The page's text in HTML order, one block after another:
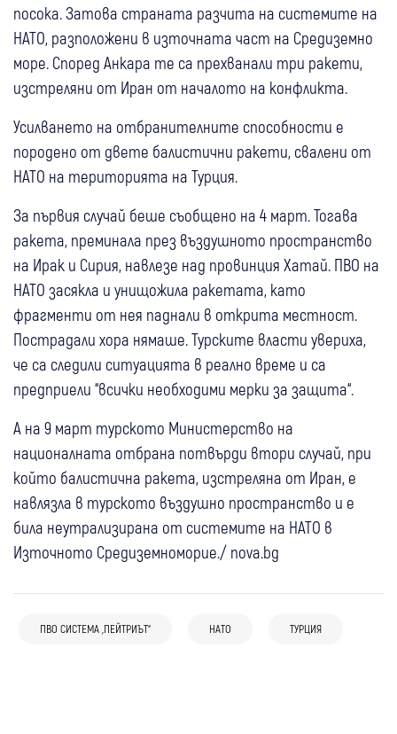
посока. Затова страната разчита на системите на
НАТО, разположени в източната част на Средиземно
море. Според Анкара те са прехванали три ракети,
изстреляни от Иран от началото на конфликта.
Усилването на отбранителните способности е
породено от двете балистични ракети, свалени от
НАТО на територията на Турция.
За първия случай беше съобщено на 4 март. Тогава
ракета, преминала през въздушното пространство
на Ирак и Сирия, навлезе над провинция Хатай. ПВО на
НАТО засякла и унищожила ракетата, като
фрагменти от нея паднали в открита местност.
Пострадали хора нямаше. Турските власти увериха,
че са следили ситуацията в реално време и са
предприели “всички необходими мерки за защита“.
А на 9 март турското Министерство на
националната отбрана потвърди втори случай, при
който балистична ракета, изстреляна от Иран, е
навлязла в турското въздушно пространство и е
била неутрализирана от системите на НАТО в
Източното Средиземноморие./ nova.bg
ПВО СИСТЕМА „ПЕЙТРИЪТ“ НАТО ТУРЦИЯ
Свят
Украйна с позиция след дрона край
Кардам: “Не сме насочвали умишлено
безпилотни апарати към България“
в алуминиеви панели: Митниците удариха
България 08 авг
България 08 авг